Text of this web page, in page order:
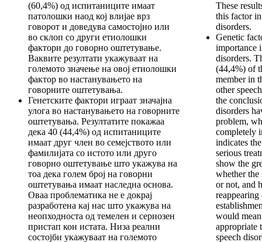
(60,4%) од испитаниците имаат
патолошки наод кој влијае врз
говорот и доведува самостојно или
во склоп со други етиолошки
фактори до говорно оштетување.
Ваквите резултати укажуваат на
големото значење на овој етиолошки
фактор во настанувањето на
говорните оштетувања.
Генетските фактори играат значајна
улога во настанувањето на говорните
оштетувања. Резултатите покажаа
дека 40 (44,4%) од испитаниците
имаат друг член во семејството или
фамилијата со истото или друго
говорно оштетување што укажува на
тоа дека голем број на говорни
оштетувања имаат наследна основа.
Оваа проблематика не е докрај
разработена кај нас што укажува на
неопходноста од темелен и сериозен
пристап кон истата. Низа реални
состојби укажуваат на големото
These
this factor
disorders.
Genetic
importance
disorders.
(44,4%) of
member in
other
the
disorders
problem,
completely
indicates
serious
show the
whether the
or not, and
reappearing
would
appropriate
speech